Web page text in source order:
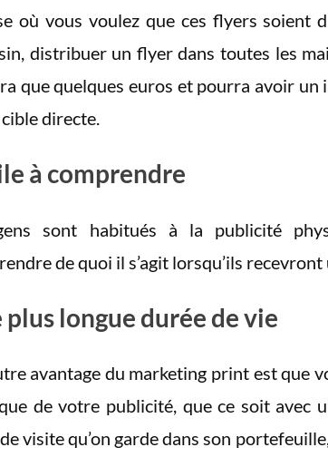
où vous voulez que ces flyers soient
distribuer un flyer dans toutes les
que quelques euros et pourra avoir un
directe.
à comprendre
sont habitués à la publicité
de quoi il s’agit lorsqu’ils
plus longue durée de vie
avantage du marketing print est que
de votre publicité, que ce soit avec
visite qu’on garde dans son